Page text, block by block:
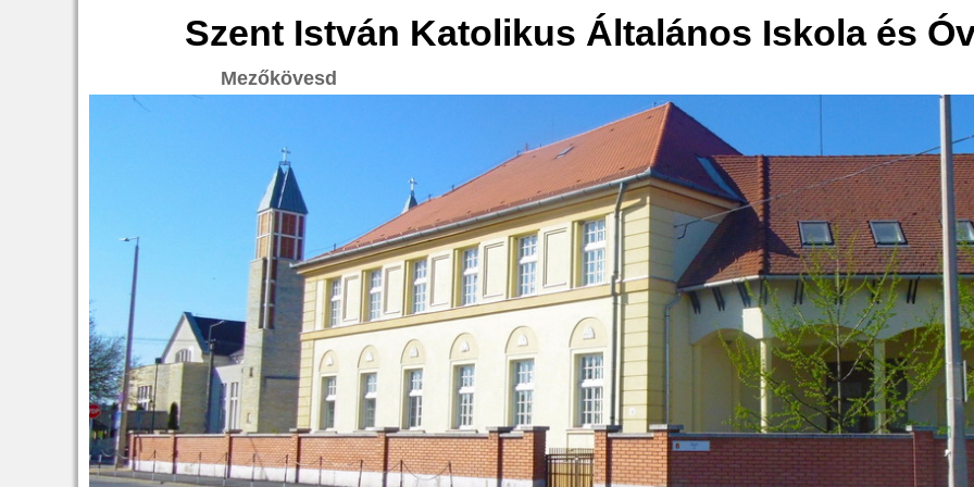
Szent István Katolikus Általános Iskola és
Mezőkövesd